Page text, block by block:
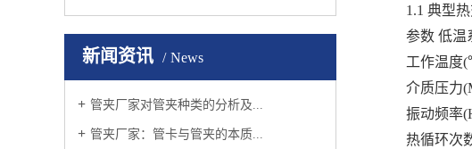
新闻资讯 News
管夹厂家对管夹种类的分析及...
管夹厂家：管卡与管夹的本质...
1.1 典型
参数 低温
工作温度
介质压力
振动频率
热循环次